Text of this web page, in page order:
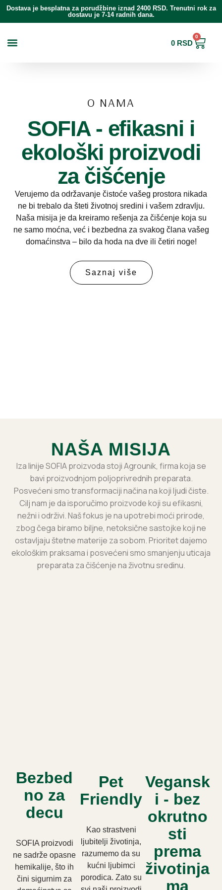
Pređi
Dostava je besplatna za porudžbine iznad 2400 RSD. Trenutni rok za
dostavu je 7-14 radnih dana.
0 RSD
0
Cart
O NAMA
SOFIA - efikasni i
ekološki proizvodi
za čišćenje
Verujemo da održavanje čistoće vašeg prostora nikada
ne bi trebalo da šteti životnoj sredini i vašem zdravlju.
Naša misija je da kreiramo rešenja za čišćenje koja su
ne samo moćna, već i bezbedna za svakog člana vašeg
domaćinstva – bilo da hoda na dve ili četiri noge!
Saznaj više
NAŠA MISIJA
Iza linije SOFIA proizvoda stoji Agrounik, firma koja se
bavi proizvodnjom poljoprivrednih preparata.
Posvećeni smo transformaciji načina na koji ljudi čiste.
Cilj nam je da isporučimo proizvode koji su efikasni,
nežni i održivi. Naš fokus je na upotrebi moći prirode,
zbog čega biramo biljne, netoksične sastojke koji ne
ostavljaju štetne materije za sobom. Prioritet dajemo
ekološkim praksama i posvećeni smo smanjenju uticaja
preparata za čišćenje na životnu sredinu.
Bezbed
no za
decu
SOFIA proizvodi
ne sadrže opasne
hemikalije, što ih
čini sigurnim za
Pet
Friendly
Kao strastveni
ljubitelji životinja,
razumemo da su
kućni ljubimci
porodica. Zato su
Vegansk
i - bez
okrutno
sti
prema
životinja
ma